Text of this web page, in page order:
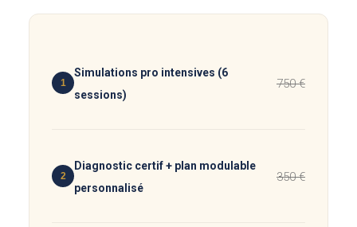
1
Simulations pro intensives (6
sessions)
750 €
2
Diagnostic certif + plan modulable
personnalisé
350 €